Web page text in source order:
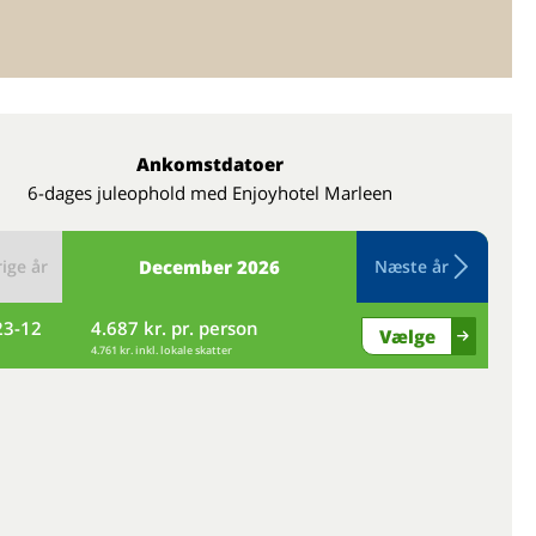
Ankomstdatoer
6-dages juleophold med Enjoyhotel Marleen
December 2026
år Næste år
12 4.687 kr. pr. person
4.761 kr. inkl. lokale skatter
Vælge